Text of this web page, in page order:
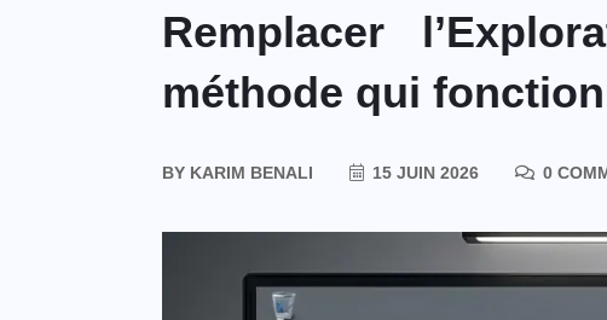
Remplacer
méthode qui
BY KARIM BENALI 15 JUIN 2026 0